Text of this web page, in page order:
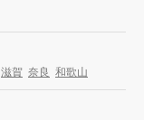
滋賀 奈良 和歌山